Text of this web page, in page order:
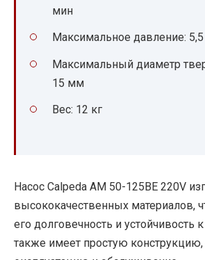
мин
Максимальное давление: 5,5
Максимальный диаметр
15 мм
Вес: 12 кг
Насос Calpeda AM 50-125BE 220V
высококачественных материалов,
его долговечность и устойчивость
также имеет простую конструкцию,